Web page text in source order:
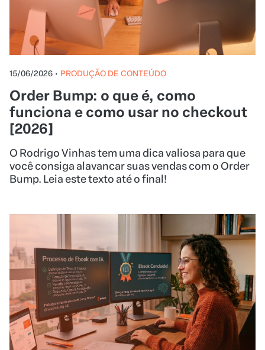
15/06/2026 • PRODUÇÃO DE CONTEÚDO
Order Bump: o que é, como
funciona e como usar no checkout
[2026]
O Rodrigo Vinhas tem uma dica valiosa para que
você consiga alavancar suas vendas com o Order
Bump. Leia este texto até o final!